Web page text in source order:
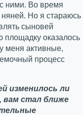
ними. Во время
Но я стараюсь
сыновей
площадку оказалось
меня активные,
процесс
изменилось ли
стал ближе